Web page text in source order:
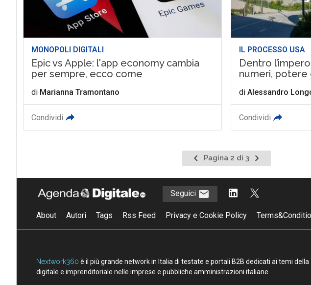
MONOPOLI DIGITALI
Epic vs Apple: l'app economy cambia
per sempre, ecco come
di Marianna Tramontano
Condividi
IL PROCESSO USA
Dentro
numeri,
diAlessandro
Condividi
Pagina
precedente
Pagina 2 di 3
Pagina
successiva
Seguici
About Autori Tags Rss Feed Privacy e Cookie Policy
Nextwork360 è il più grande network in Italia di testate e portali B2B dedicati ai temi
digitale e imprenditoriale nelle imprese e pubbliche amministrazioni italiane.